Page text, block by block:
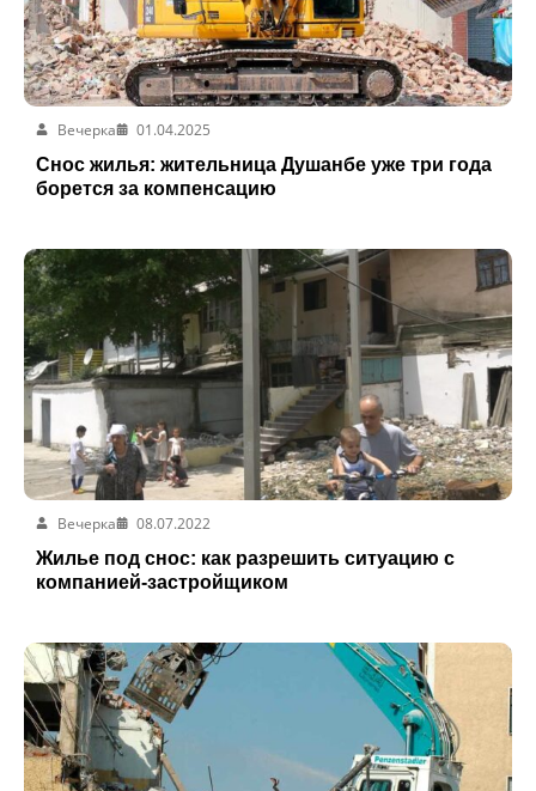
Вечерка
01.04.2025
Снос жилья: жительница Душанбе уже три года
борется за компенсацию
Вечерка
08.07.2022
Жилье под снос: как разрешить ситуацию с
компанией-застройщиком